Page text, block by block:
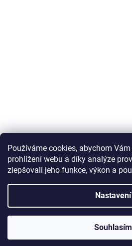
Používáme cookies, abychom
prohlížení webu a díky analýze
zlepšovali jeho funkce, výkon a
Nastavení
Souhlasím
Sledovat na Instagramu
Copyright 2026Kaps comm.